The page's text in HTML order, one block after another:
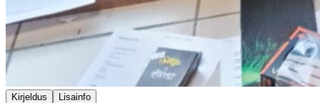
Kirjeldus Lisainfo